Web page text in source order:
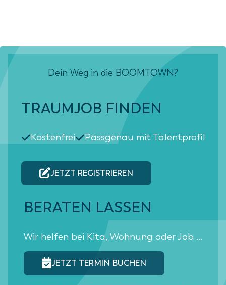
Dein Weg in die BOOMTOWN?
TRAUMJOB FINDEN
Kostenfrei Passgenau mit Talentprofil
JETZT REGISTRIEREN
BERATEN LASSEN
Wir helfen bei Kita, Wohnung oder Job ...
JETZT TERMIN BUCHEN